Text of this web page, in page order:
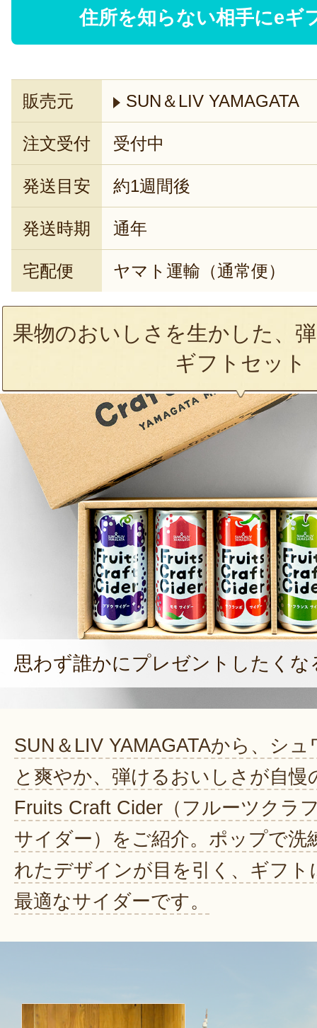
住所を知らない相手にeギ
販売元 SUN＆LIV YAMAGATA
注文受付 受付中
発送目安 約1週間後
発送時期 通年
宅配便 ヤマト運輸（通常便）
果物のおいしさを生かした、
ギフトセット
思わず誰かにプレゼントしたくな
SUN＆LIV YAMAGATAから、シュ
と爽やか、弾けるおいしさが自慢
Fruits Craft Cider（フルーツクラ
サイダー）をご紹介。ポップで洗
れたデザインが目を引く、ギフト
最適なサイダーです。